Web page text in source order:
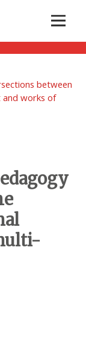
between
and works of